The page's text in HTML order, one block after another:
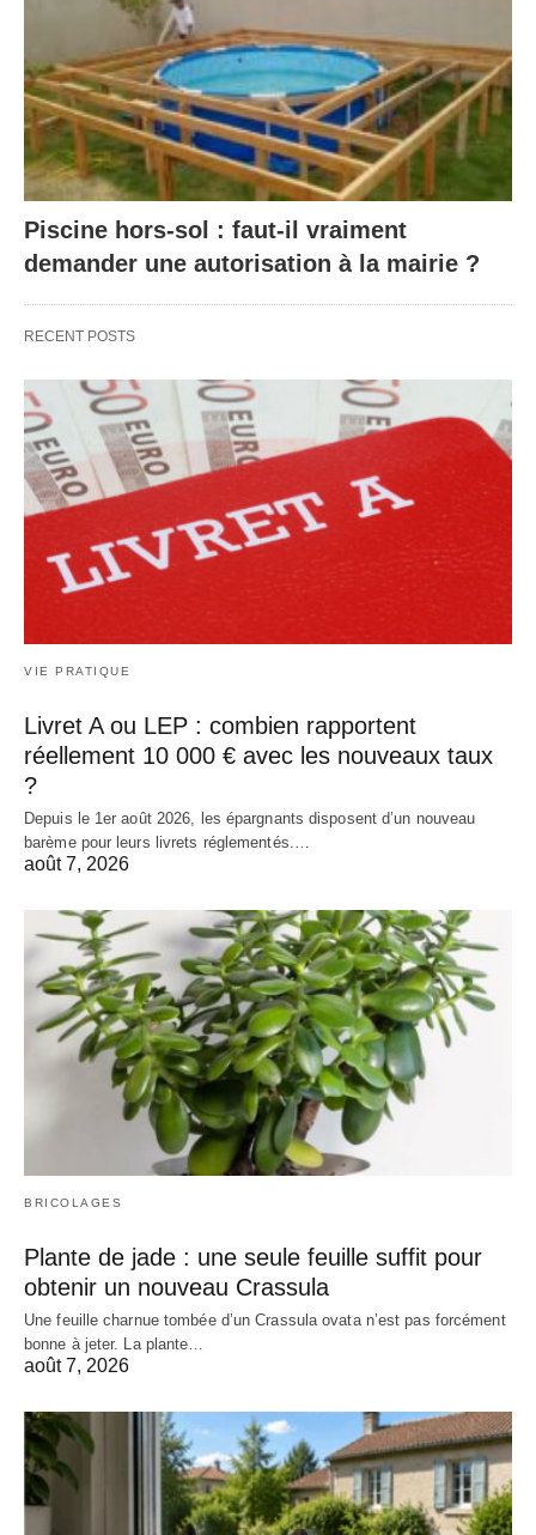
Piscine hors-sol : faut-il vraiment
demander une autorisation à la mairie ?
RECENT POSTS
VIE PRATIQUE
Livret A ou LEP : combien rapportent
réellement 10 000 € avec les nouveaux taux
?
Depuis le 1er août 2026, les épargnants disposent d’un nouveau
barème pour leurs livrets réglementés.…
août 7, 2026
BRICOLAGES
Plante de jade : une seule feuille suffit pour
obtenir un nouveau Crassula
Une feuille charnue tombée d’un Crassula ovata n’est pas forcément
bonne à jeter. La plante…
août 7, 2026